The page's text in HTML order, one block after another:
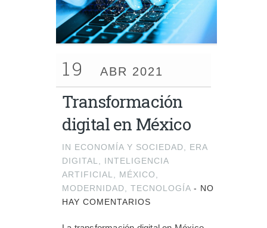
19 ABR 2021
Transformación
digital en México
IN ECONOMÍA Y SOCIEDAD
ERA
DIGITAL
INTELIGENCIA
ARTIFICIAL
MÉXICO
MODERNIDAD
TECNOLOGÍA - NO
HAY COMENTARIOS